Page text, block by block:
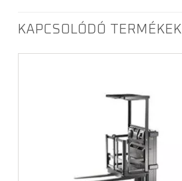
KAPCSOLÓDÓ TERMÉKEK